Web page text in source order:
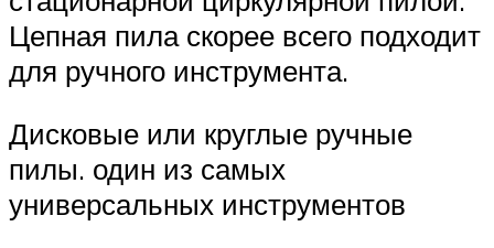
Цепная пила скорее всего подходит
для ручного инструмента.
Дисковые или круглые ручные
пилы. один из самых
универсальных инструментов